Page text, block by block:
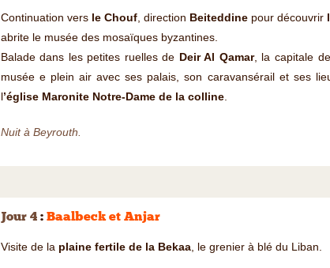
Continuation vers le Chouf, direction Beiteddine pour découvrir
abrite le musée des mosaïques byzantines.
Balade dans les petites ruelles de Deir Al Qamar, la capitale
musée e plein air avec ses palais, son caravansérail et ses
’église Maronite Notre-Dame de la colline.
Nuit à Beyrouth.
Jour 4: Baalbeck et Anjar
Visite de la plaine fertile de la Bekaa, le grenier à blé du Liban.